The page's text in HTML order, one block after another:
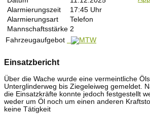
Alarmierungszeit
17:45 Uhr
Alarmierungsart
Telefon
Mannschaftsstärke 2
Fahrzeugaufgebot
Einsatzbericht
Über die Wache wurde eine vermeintliche
Unterglinderweg bis Ziegeleiweg gemeldet.
die Einsatzkräfte konnte jedoch festgestellt
weder um Öl noch um einen anderen
keine Tätigkeit